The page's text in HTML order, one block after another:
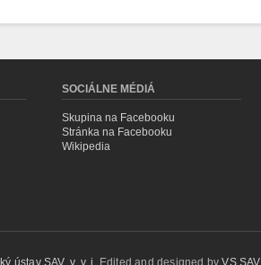
SOCIÁLNE MÉDIÁ
Skupina na Facebooku
Stránka na Facebooku
Wikipedia